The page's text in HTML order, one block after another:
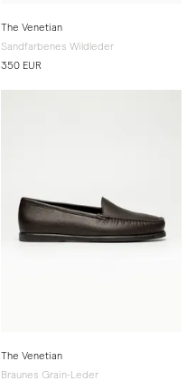
The Venetian
Sandfarbenes Wildleder
350 EUR
The Venetian
Braunes Grain-Leder